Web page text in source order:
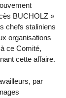
BUCHOLZ »
chefs staliniens
organisations
ce Comité,
cette affaire.
par